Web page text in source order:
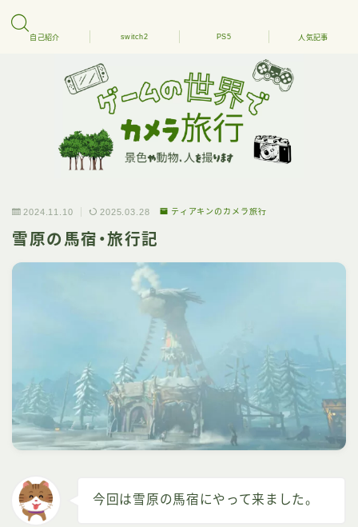
自己紹介 switch2 PS5 人気記事
2024.11.10 2025.03.28 ティアキンのカメラ旅行
雪原の馬宿・旅行記
今回は雪原の馬宿にやって来ました。